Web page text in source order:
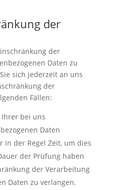
der
der
Daten zu
sich jederzeit an uns
der
Fällen:
Ihrer bei uns
Daten
in der Regel Zeit, um dies
der Prüfung haben
der Verarbeitung
Daten zu verlangen.